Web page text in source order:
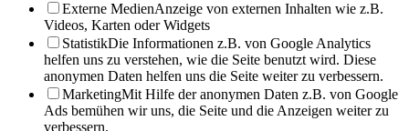
Externe MedienAnzeige von externen Inhalten wie z.B.
Videos, Karten oder Widgets
StatistikDie Informationen z.B. von Google Analytics
helfen uns zu verstehen, wie die Seite benutzt wird. Diese
anonymen Daten helfen uns die Seite weiter zu verbessern.
MarketingMit Hilfe der anonymen Daten z.B. von Google
Ads bemühen wir uns, die Seite und die Anzeigen weiter zu
verbessern.